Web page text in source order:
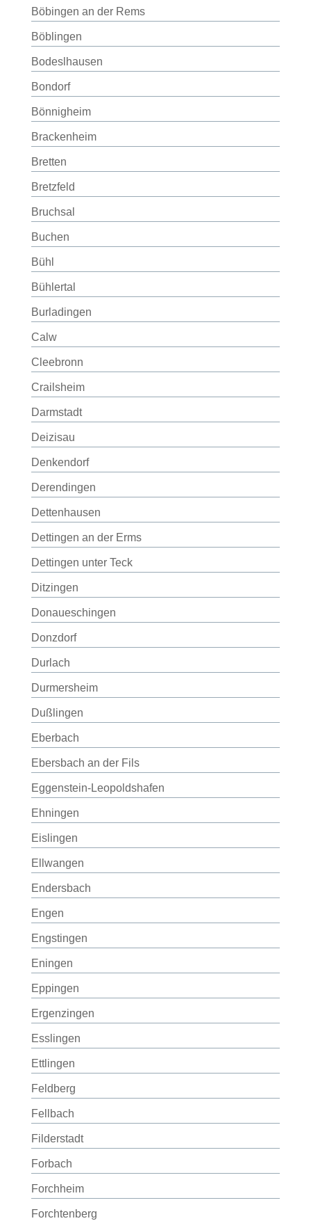
Böbingen an der Rems
Böblingen
Bodeslhausen
Bondorf
Bönnigheim
Brackenheim
Bretten
Bretzfeld
Bruchsal
Buchen
Bühl
Bühlertal
Burladingen
Calw
Cleebronn
Crailsheim
Darmstadt
Deizisau
Denkendorf
Derendingen
Dettenhausen
Dettingen an der Erms
Dettingen unter Teck
Ditzingen
Donaueschingen
Donzdorf
Durlach
Durmersheim
Dußlingen
Eberbach
Ebersbach an der Fils
Eggenstein-Leopoldshafen
Ehningen
Eislingen
Ellwangen
Endersbach
Engen
Engstingen
Eningen
Eppingen
Ergenzingen
Esslingen
Ettlingen
Feldberg
Fellbach
Filderstadt
Forbach
Forchheim
Forchtenberg